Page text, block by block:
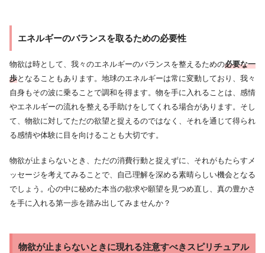
エネルギーのバランスを取るための必要性
物欲は時として、我々のエネルギーのバランスを整えるための必要な一
歩となることもあります。地球のエネルギーは常に変動しており、我々
自身もその波に乗ることで調和を得ます。物を手に入れることは、感情
やエネルギーの流れを整える手助けをしてくれる場合があります。そし
て、物欲に対してただの欲望と捉えるのではなく、それを通じて得られ
る感情や体験に目を向けることも大切です。
物欲が止まらないとき、ただの消費行動と捉えずに、それがもたらすメ
ッセージを考えてみることで、自己理解を深める素晴らしい機会となる
でしょう。心の中に秘めた本当の欲求や願望を見つめ直し、真の豊かさ
を手に入れる第一歩を踏み出してみませんか？
物欲が止まらないときに現れる注意すべきスピリチュアル